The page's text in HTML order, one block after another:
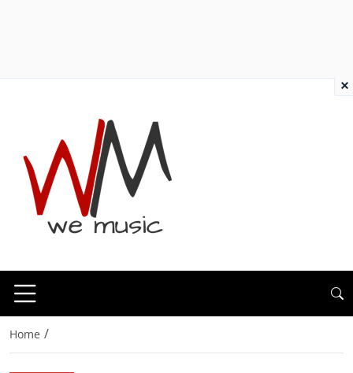
Home /
×